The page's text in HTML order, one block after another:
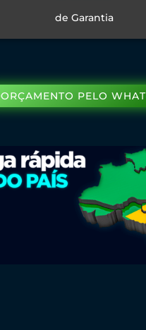
de Garantia
ORÇAMENTO PELO